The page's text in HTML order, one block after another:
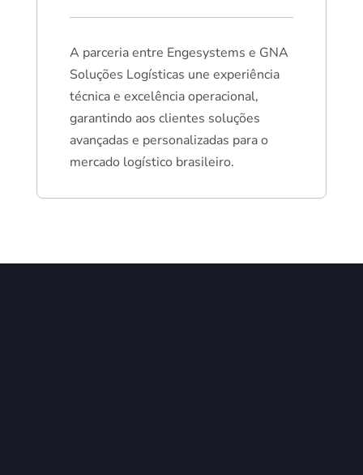
A parceria entre Engesystems e GNA
Soluções Logísticas une experiência
técnica e excelência operacional,
garantindo aos clientes soluções
avançadas e personalizadas para o
mercado logístico brasileiro.